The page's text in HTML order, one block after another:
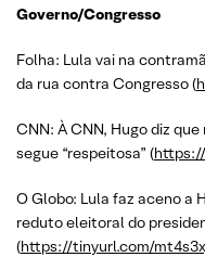
Governo/Congresso
Folha: Lula vai na
da rua contra Congresso (
CNN: À CNN, Hugo diz
segue “respeitosa” (
O Globo: Lula faz aceno a
reduto eleitoral do
(https://tinyurl.com/